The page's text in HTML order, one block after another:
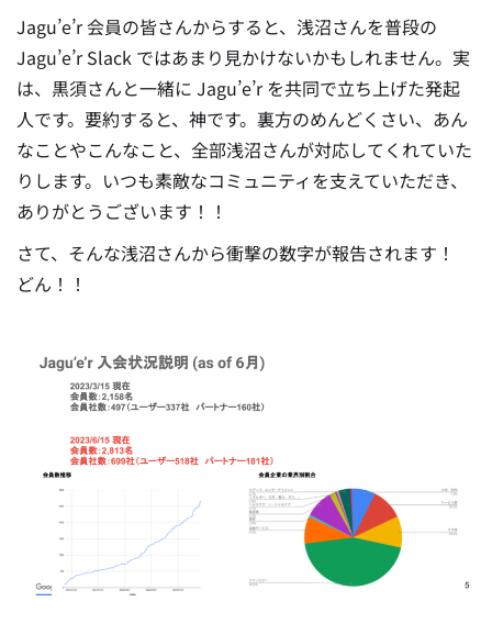
Jagu’e’r 会員の皆さんからすると、浅沼さんを普段の
Jagu’e’r Slack ではあまり見かけないかもしれません。実
は、黒須さんと一緒に Jagu’e’r を共同で立ち上げた発起
人です。要約すると、神です。 裏方のめんどくさい、あん
なことやこんなこと、全部浅沼さんが対応してくれていた
りします。いつも素敵なコミュニティを支えていただき、
ありがとうございます！！
さて、そんな浅沼さんから衝撃の数字が報告されます！
どん！！